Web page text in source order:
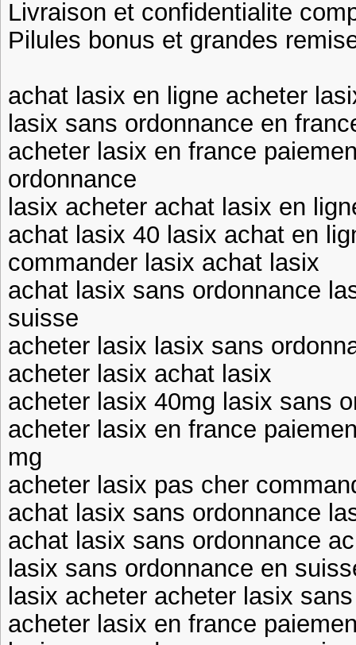
Livraison et confidentialite
Pilules bonus et grandes
achat lasix en ligne acheter
lasix sans ordonnance en
acheter lasix en france
ordonnance
lasix acheter achat lasix en
achat lasix 40 lasix achat en
commander lasix achat lasix
achat lasix sans ordonnance
suisse
acheter lasix lasix sans
acheter lasix achat lasix
acheter lasix 40mg lasix sans
acheter lasix en france
mg
acheter lasix pas cher
achat lasix sans ordonnance
achat lasix sans ordonnance
lasix sans ordonnance en
lasix acheter acheter lasix
acheter lasix en france